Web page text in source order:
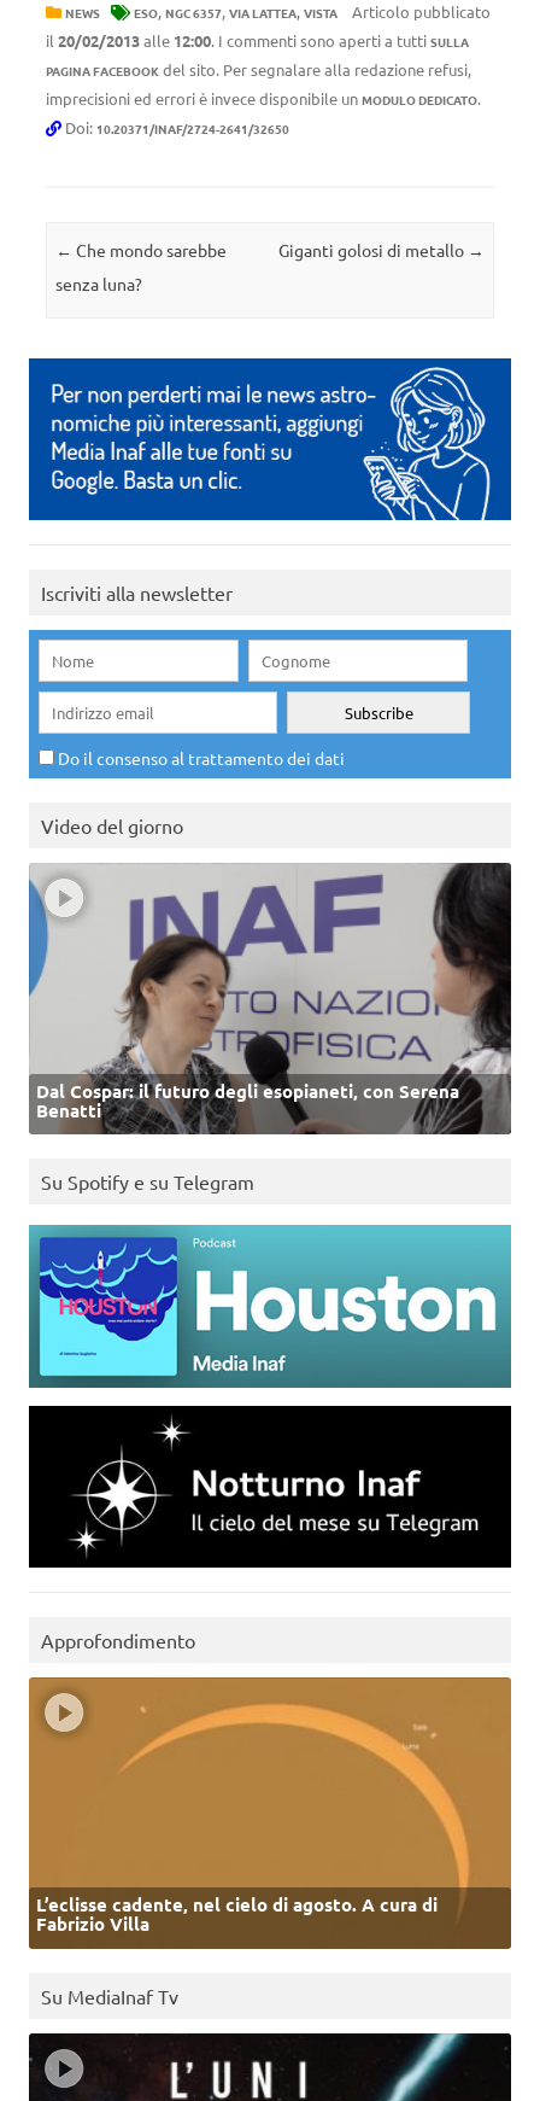
NEWS ESO, NGC 6357, VIA LATTEA, VISTA
Articolo pubblicato
il 20/02/2013alle 12:00. I commenti sono aperti a tutti SULLA
PAGINA FACEBOOK del sito. Per segnalare alla redazione refusi,
imprecisioni ed errori è invece disponibile un MODULO DEDICATO.
Doi: 10.20371/INAF/2724-2641/32650
Navigazione articolo
← Che mondo sarebbe
senza luna?
Giganti golosi di metallo →
Iscriviti alla newsletter
Do il consenso al trattamento dei dati
Video del giorno
Dal Cospar: il futuro degli esopianeti, con Serena
Benatti
Su Spotify e su Telegram
Approfondimento
L’eclisse cadente, nel cielo di agosto. A cura di
Fabrizio Villa
Su MediaInaf Tv